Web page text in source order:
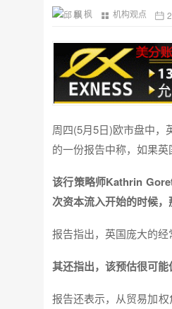
邱 枫 机构观点
周四(5月5日)欧市盘中，
的一份报告中称，如果英
该行策略师Kathrin
次资本流入开始的时候，
报告指出，英国庞大的
其还指出，该预估很可
报告还表示，从贸易加